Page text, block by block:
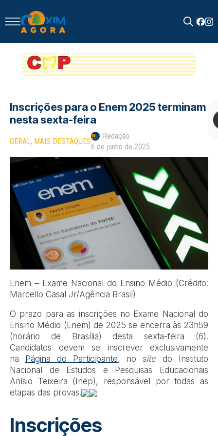
for:
Inscrições para o Enem 2025 terminam
nesta sexta-feira
GERAL MAIS DESTAQUES
Redação
6 de junho de 2025
Enem – Exame Nacional do Ensino Médio (Crédito:
Marcello Casal Jr/Agência Brasil)
O prazo para as inscrições no Exame Nacional do
Ensino Médio (Enem) de 2025 se encerra às 23h59
(horário de Brasília) desta sexta-feira (6).
Candidatos devem se inscrever exclusivamente
na Página do Participante, no site do Instituto
Nacional de Estudos e Pesquisas Educacionais
Anísio Teixeira (Inep), responsável por todas as
etapas das provas.
Inscrições